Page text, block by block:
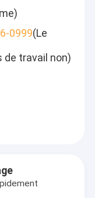
0999(Le
de travail non)